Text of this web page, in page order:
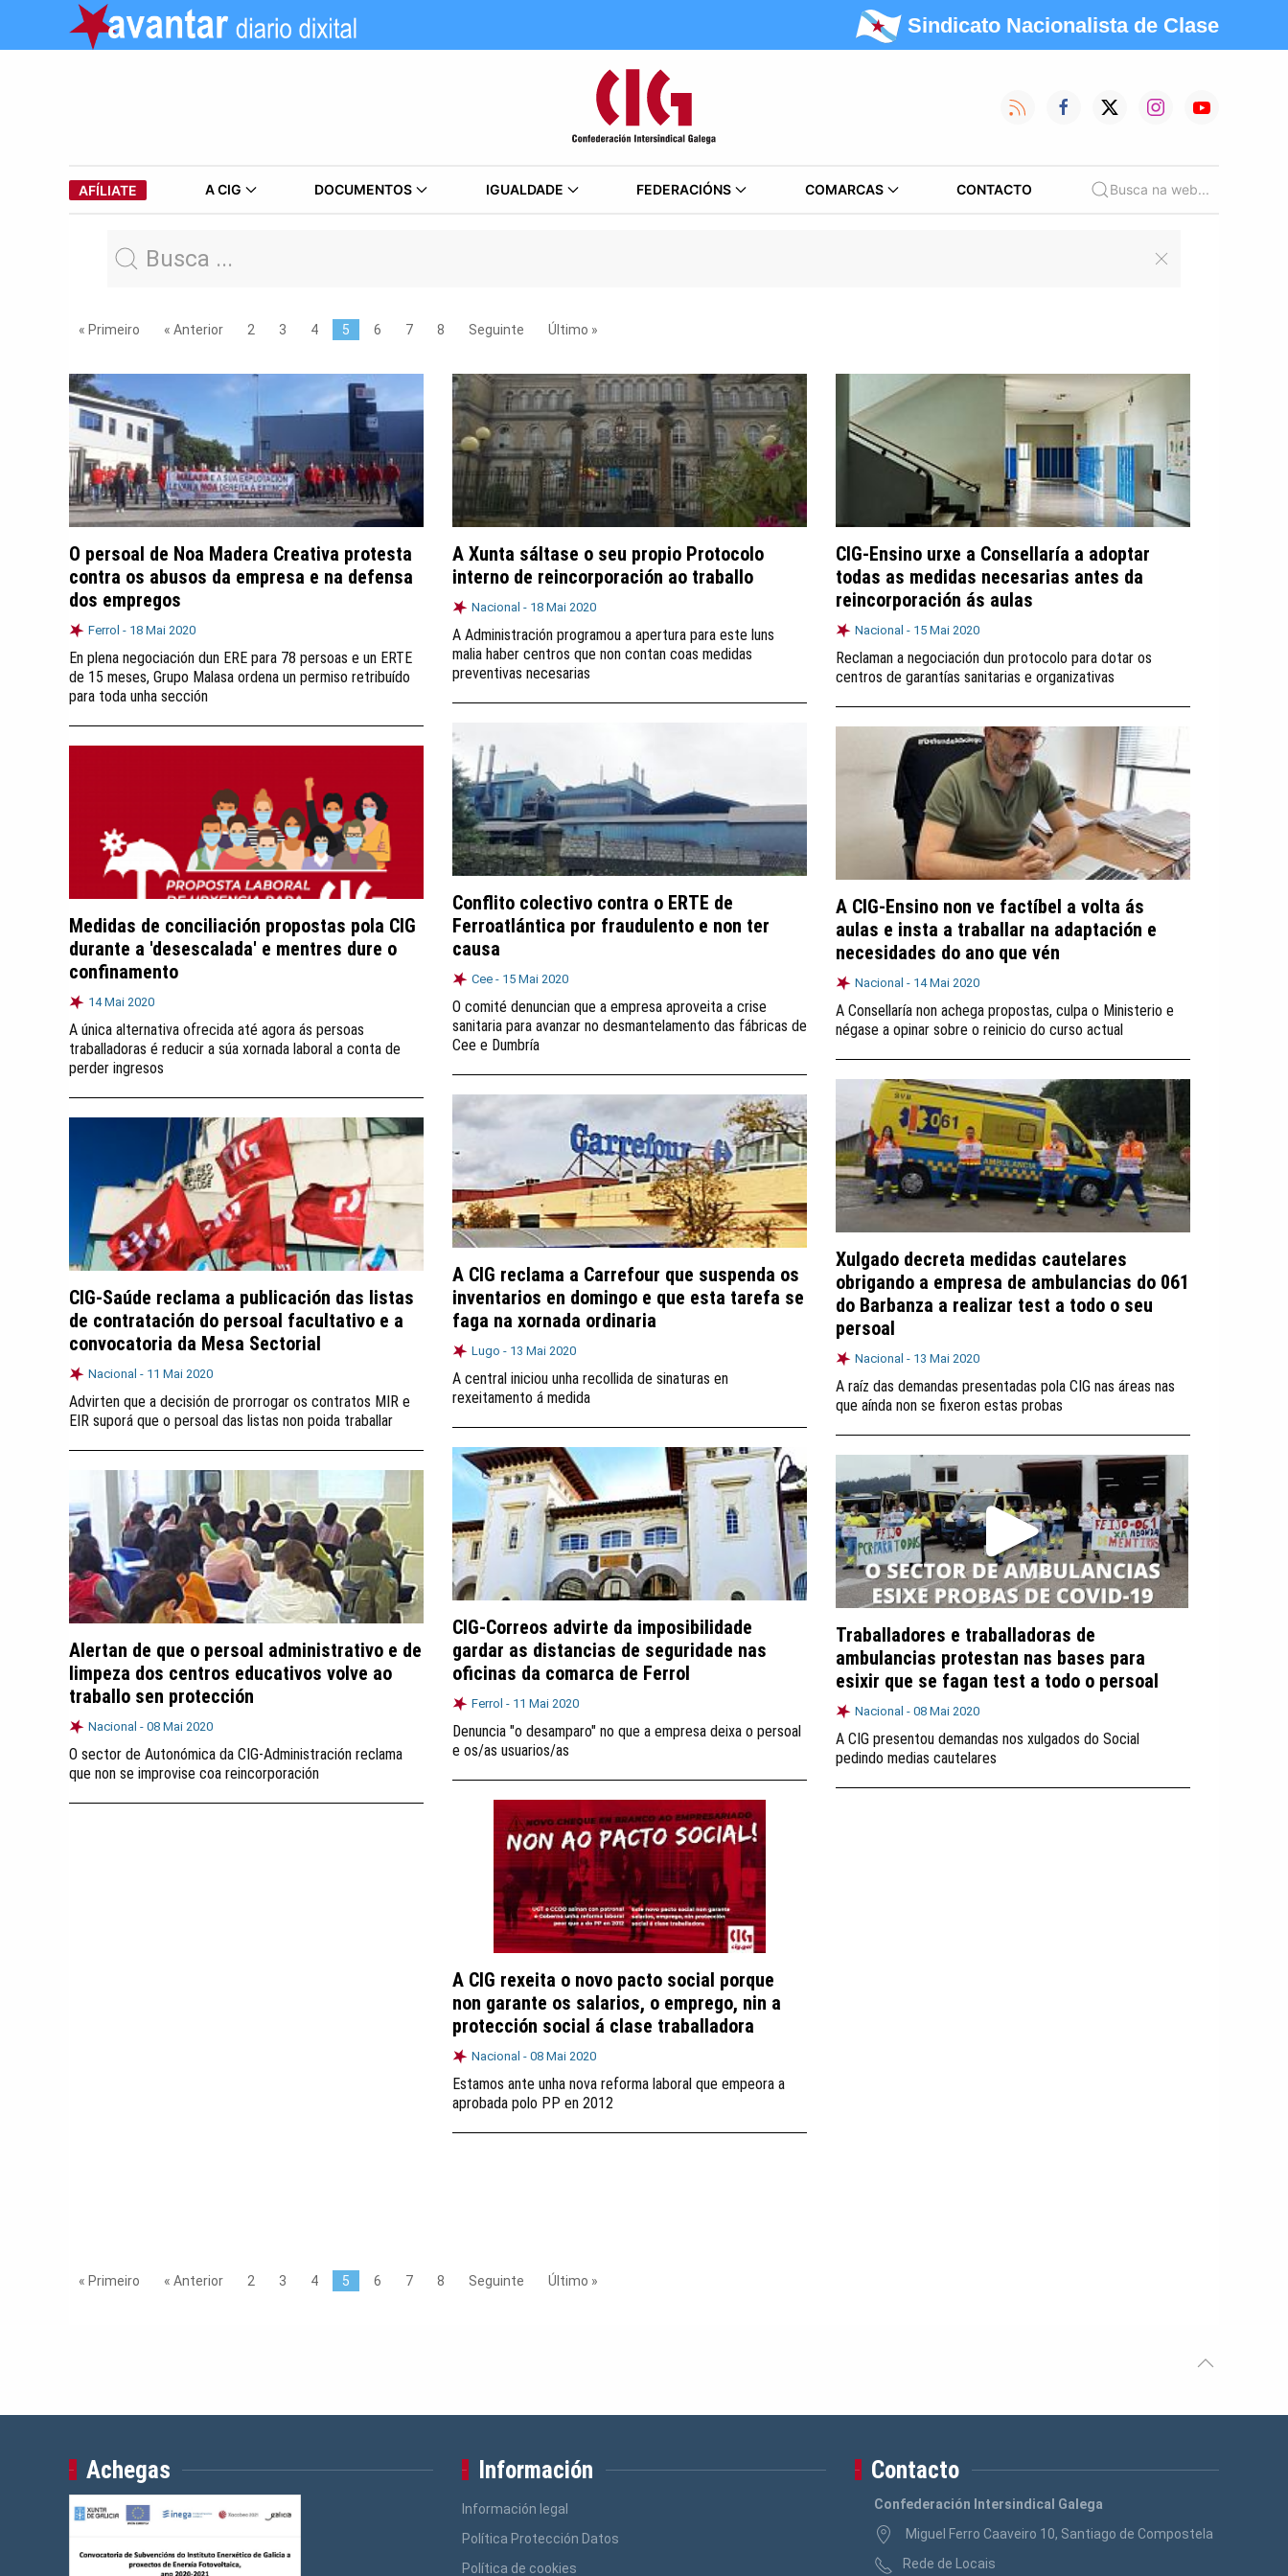
Sindicato Nacionalista de Clase
AFÍLIATE A CIG DOCUMENTOS IGUALDADE FEDERACIÓNS COMARCAS CONTACTO Busca na web...
« Primeiro « Anterior 2 3 4 5 6 7 8 Seguinte Último »
O persoal de Noa Madera Creativa protesta
contra os abusos da empresa e na defensa
dos empregos
Ferrol - 18 Mai 2020
En plena negociación dun ERE para 78 persoas e un ERTE
de 15 meses, Grupo Malasa ordena un permiso retribuído
para toda unha sección
A Xunta sáltase o seu propio Protocolo
interno de reincorporación ao traballo
Nacional - 18 Mai 2020
A Administración programou a apertura para este luns
malia haber centros que non contan coas medidas
preventivas necesarias
CIG-Ensino urxe a Consellaría a adoptar
todas as medidas necesarias antes da
reincorporación ás aulas
Nacional - 15 Mai 2020
Reclaman a negociación dun protocolo para dotar os
centros de garantías sanitarias e organizativas
Conflito colectivo contra o ERTE de
Ferroatlántica por fraudulento e non ter
causa
Cee - 15 Mai 2020
O comité denuncian que a empresa aproveita a crise
sanitaria para avanzar no desmantelamento das fábricas de
Cee e Dumbría
A CIG-Ensino non ve factíbel a volta ás
aulas e insta a traballar na adaptación e
necesidades do ano que vén
Nacional - 14 Mai 2020
A Consellaría non achega propostas, culpa o Ministerio e
négase a opinar sobre o reinicio do curso actual
Medidas de conciliación propostas pola CIG
durante a 'desescalada' e mentres dure o
confinamento
14 Mai 2020
A única alternativa ofrecida até agora ás persoas
traballadoras é reducir a súa xornada laboral a conta de
perder ingresos
Xulgado decreta medidas cautelares
obrigando a empresa de ambulancias do 061
do Barbanza a realizar test a todo o seu
persoal
Nacional - 13 Mai 2020
A raíz das demandas presentadas pola CIG nas áreas nas
que aínda non se fixeron estas probas
A CIG reclama a Carrefour que suspenda os
inventarios en domingo e que esta tarefa se
faga na xornada ordinaria
Lugo - 13 Mai 2020
A central iniciou unha recollida de sinaturas en
rexeitamento á medida
CIG-Saúde reclama a publicación das listas
de contratación do persoal facultativo e a
convocatoria da Mesa Sectorial
Nacional - 11 Mai 2020
Advirten que a decisión de prorrogar os contratos MIR e
EIR suporá que o persoal das listas non poida traballar
CIG-Correos advirte da imposibilidade
gardar as distancias de seguridade nas
oficinas da comarca de Ferrol
Ferrol - 11 Mai 2020
Denuncia "o desamparo" no que a empresa deixa o persoal
e os/as usuarios/as
Traballadores e traballadoras de
ambulancias protestan nas bases para
esixir que se fagan test a todo o persoal
Nacional - 08 Mai 2020
A CIG presentou demandas nos xulgados do Social
pedindo medias cautelares
Alertan de que o persoal administrativo e de
limpeza dos centros educativos volve ao
traballo sen protección
Nacional - 08 Mai 2020
O sector de Autonómica da CIG-Administración reclama
que non se improvise coa reincorporación
A CIG rexeita o novo pacto social porque
non garante os salarios, o emprego, nin a
protección social á clase traballadora
Nacional - 08 Mai 2020
Estamos ante unha nova reforma laboral que empeora a
aprobada polo PP en 2012
« Primeiro « Anterior 2 3 4 5 6 7 8 Seguinte Último »
Achegas Información
Información legal
Política Protección Datos
Política de cookies
Contacto
Confederación Intersindical Galega
Miguel Ferro Caaveiro 10, Santiago de Compostela
Rede de Locais